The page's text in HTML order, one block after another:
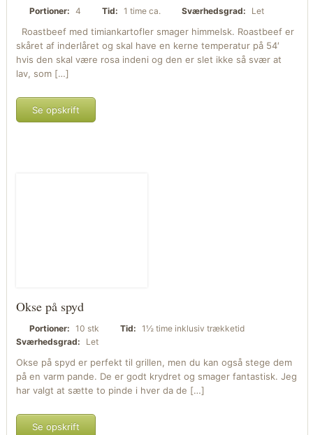
Portioner: 4 Tid: 1 time ca. Sværhedsgrad: Let
Roastbeef med timiankartofler smager himmelsk. Roastbeef er
skåret af inderlåret og skal have en kerne temperatur på 54′
hvis den skal være rosa indeni og den er slet ikke så svær at
lav, som […]
Se opskrift
Okse på spyd
Portioner: 10 stk Tid: 1½ time inklusiv trækketid
Sværhedsgrad:
Let
Okse på spyd er perfekt til grillen, men du kan også stege dem
på en varm pande. De er godt krydret og smager fantastisk. Jeg
har valgt at sætte to pinde i hver da de […]
Se opskrift